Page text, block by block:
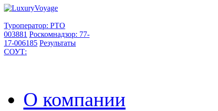
Туроператор: РТО
003881 Роскомнадзор: 77-
17-006185 Результаты
СОУТ:
О компании